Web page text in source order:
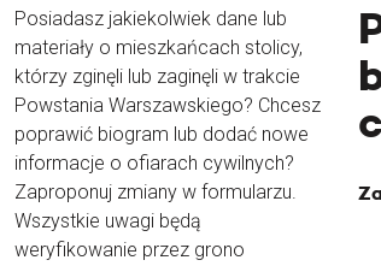
Posiadasz jakiekolwiek dane lub
materiały o mieszkańcach stolicy,
którzy zginęli lub zaginęli w trakcie
Powstania Warszawskiego? Chcesz
poprawić biogram lub dodać nowe
informacje o ofiarach cywilnych?
Zaproponuj zmiany w formularzu.
Wszystkie uwagi będą
weryfikowanie przez grono